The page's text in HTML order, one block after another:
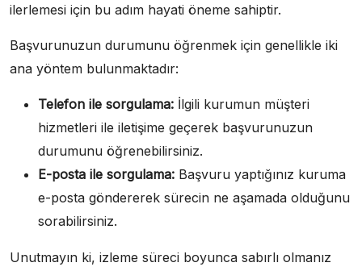
ilerlemesi için bu adım hayati öneme sahiptir.
Başvurunuzun durumunu öğrenmek için genellikle iki
ana yöntem bulunmaktadır:
Telefon ile sorgulama: İlgili kurumun müşteri
hizmetleri ile iletişime geçerek başvurunuzun
durumunu öğrenebilirsiniz.
E-posta ile sorgulama: Başvuru yaptığınız kuruma
e-posta göndererek sürecin ne aşamada olduğunu
sorabilirsiniz.
Unutmayın ki, izleme süreci boyunca sabırlı olmanız